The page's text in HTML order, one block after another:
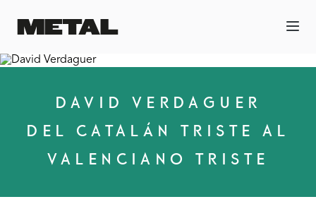
DAVID VERDAGUER
DEL CATALÁN TRISTE AL
VALENCIANO TRISTE